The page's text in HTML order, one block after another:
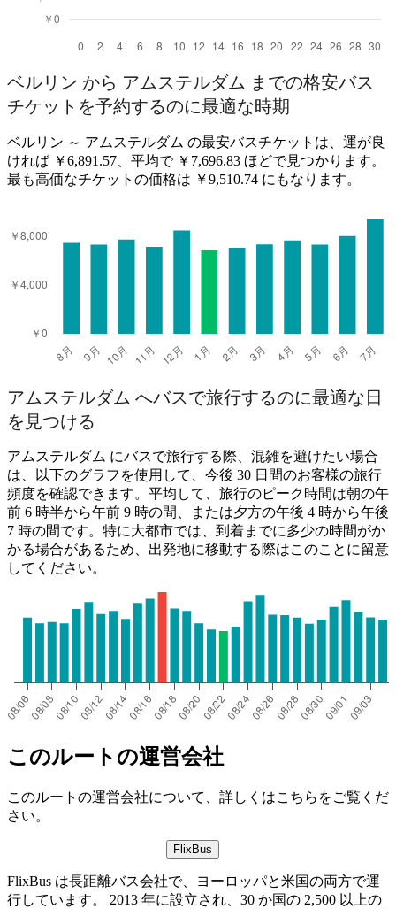
ベルリン から アムステルダム までの格安バス
チケットを予約するのに最適な時期
ベルリン ～ アムステルダム の最安バスチケットは、運が良
ければ ￥6,891.57、平均で ￥7,696.83 ほどで見つかります。
最も高価なチケットの価格は ￥9,510.74 にもなります。
アムステルダム へバスで旅行するのに最適な日
を見つける
アムステルダム にバスで旅行する際、混雑を避けたい場合
は、以下のグラフを使用して、今後 30 日間のお客様の旅行
頻度を確認できます。平均して、旅行のピーク時間は朝の午
前 6 時半から午前 9 時の間、または夕方の午後 4 時から午後
7 時の間です。特に大都市では、到着までに多少の時間がか
かる場合があるため、出発地に移動する際はこのことに留意
してください。
このルートの運営会社
このルートの運営会社について、詳しくはこちらをご覧くだ
さい。
FlixBus
FlixBus は長距離バス会社で、ヨーロッパと米国の両方で運
行しています。 2013 年に設立され、30 か国の 2,500 以上の